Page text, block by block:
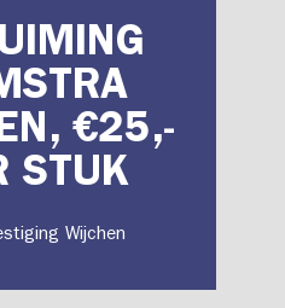
€25,-
STUK
Wijchen